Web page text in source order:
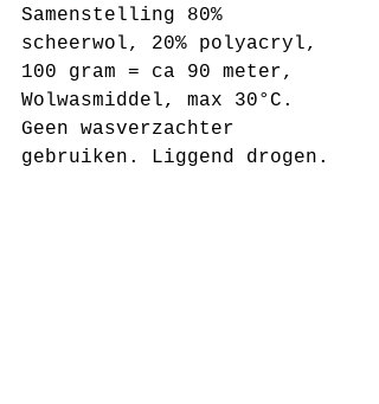
Samenstelling 80%
scheerwol, 20% polyacryl,
100 gram = ca 90 meter,
Wolwasmiddel, max 30°C.
Geen wasverzachter
gebruiken. Liggend drogen.